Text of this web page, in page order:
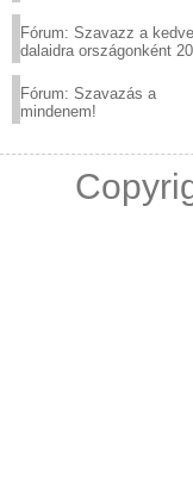
Fórum: Szavazz a
dalaidra országonként
Fórum: Szavazás a
mindenem!